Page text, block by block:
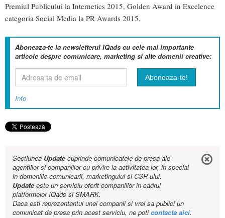
Premiul Publicului la Internetics 2015, Golden Award in Excelence
categoria Social Media la PR Awards 2015.
Aboneaza-te la newsletterul IQads cu cele mai importante
articole despre comunicare, marketing si alte domenii creative:
Info
Sectiunea Updatecuprinde comunicatele de presa ale
agentiilor si companiilor cu privire la activitatea lor, in special
in domeniile comunicarii, marketingului si CSR-ului.
Updateeste un serviciu oferit companiilor in cadrul
platformelor IQads si SMARK.
Daca esti reprezentantul unei companii si vrei sa publici un
comunicat de presa prin acest serviciu, ne poticontacta aici.